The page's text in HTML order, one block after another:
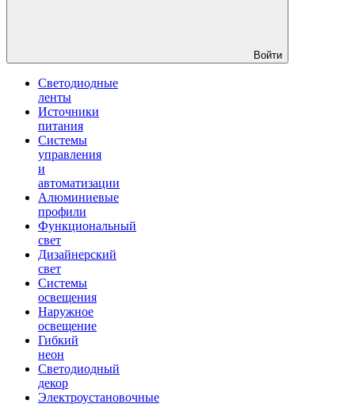
Войти
Светодиодные
ленты
Источники
питания
Системы
управления
и
автоматизации
Алюминиевые
профили
Функциональный
свет
Дизайнерский
свет
Системы
освещения
Наружное
освещение
Гибкий
неон
Светодиодный
декор
Электроустановочные